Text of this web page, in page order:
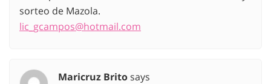
sorteo de Mazola.
lic_gcampos@hotmail.com
Maricruz Britosays